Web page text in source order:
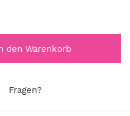
den Warenkorb
Fragen?